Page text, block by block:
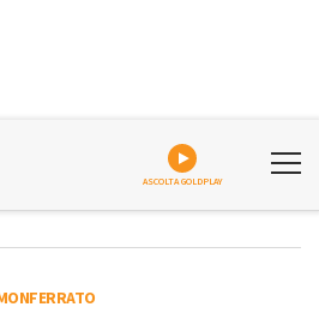
ASCOLTA GOLDPLAY